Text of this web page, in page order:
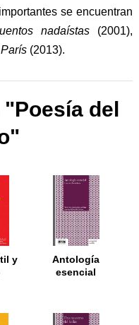
se encuentran
nadaístas(2001),
(2013).
del
y
Antología
esencial